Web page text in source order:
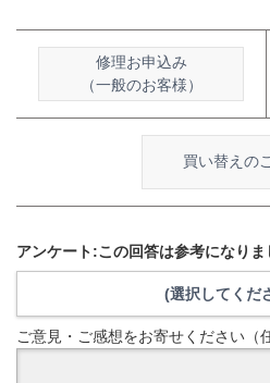
修理お申込み
（一般のお客様）
買い替えの
アンケート:この回答は参考になりま
(選択してくだ
ご意見・ご感想をお寄せください（